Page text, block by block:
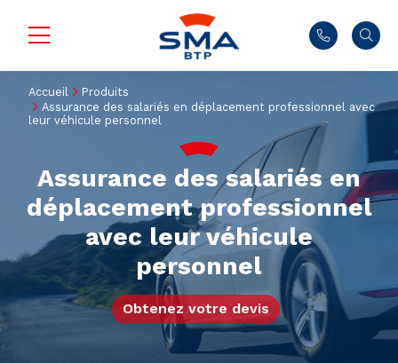
Accueil
Produits
Assurance des salariés en déplacement professionnel avec
leur véhicule personnel
Assurance des salariés en
déplacement professionnel
avec leur véhicule
personnel
Obtenez votre devis